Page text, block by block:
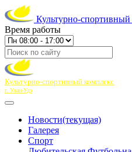
Культурно-
Время работы
Культурно-спортивный комплекс
г. Улан-Удэ
Новости(текущая)
Галерея
Спорт